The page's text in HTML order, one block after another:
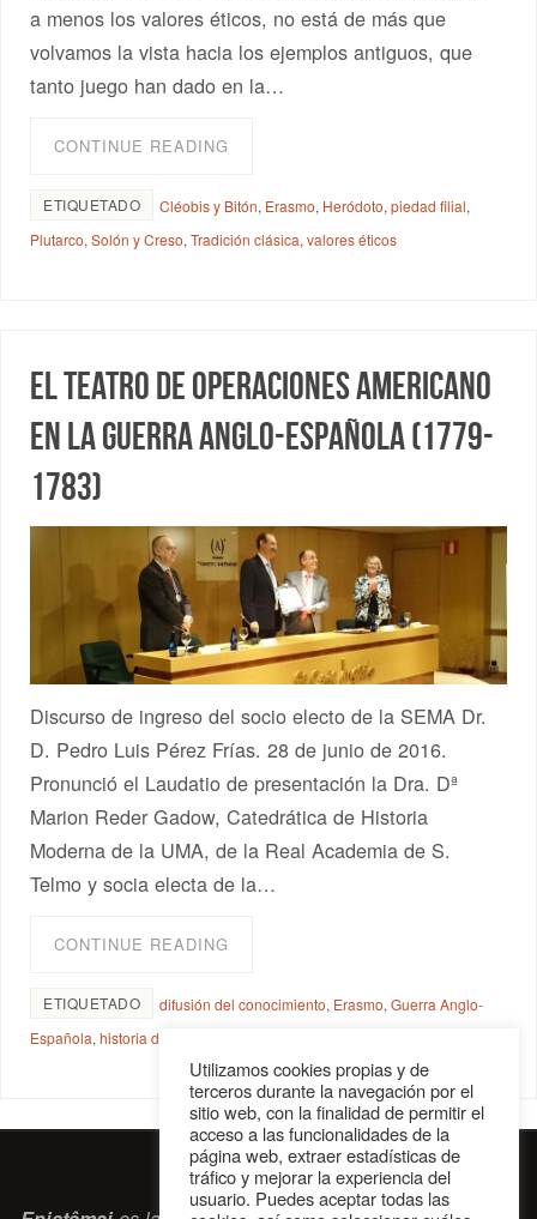
a menos los valores éticos, no está de más que
volvamos la vista hacia los ejemplos antiguos, que
tanto juego han dado en la…
CONTINUE READING
ETIQUETADO Cléobis y Bitón, Erasmo, Heródoto,piedad filial,
Plutarco,Solón y Creso,Tradición clásica,valores éticos
El teatro de operaciones americano
en la Guerra Anglo-Española (1779-
1783)
Discurso de ingreso del socio electo de la SEMA Dr.
D. Pedro Luis Pérez Frías. 28 de junio de 2016.
Pronunció el Laudatio de presentación la Dra. Dª
Marion Reder Gadow, Catedrática de Historia
Moderna de la UMA, de la Real Academia de S.
Telmo y socia electa de la…
CONTINUE READING
ETIQUETADO difusión del conocimiento, Erasmo,Guerra Anglo-
Española,historia de la guerra
Utilizamos cookies propias y de
terceros durante la navegación por el
sitio web, con la finalidad de permitir el
acceso a las funcionalidades de la
página web, extraer estadísticas de
tráfico y mejorar la experiencia del
usuario. Puedes aceptar todas las